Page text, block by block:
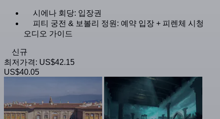
시에나 회당: 입장권
피티 궁전 & 보볼리 정원: 예약 입장 + 피렌체 시청
오디오 가이드
신규
최저가격: US$42.15
US$40.05